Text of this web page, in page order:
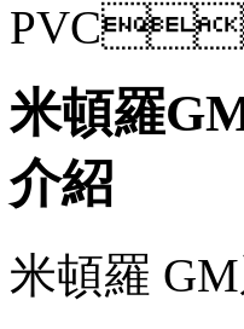
米頓羅
介紹
米頓羅